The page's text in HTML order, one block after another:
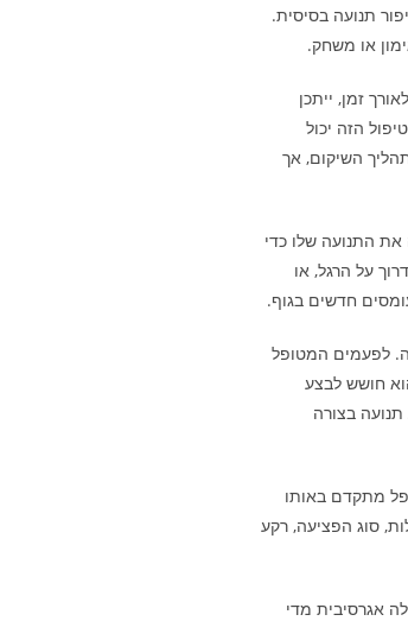
תנועה בסיסית.
או משחק.
זמן, ייתכן
הזה יכול
השיקום, אך
התנועה שלו כדי
על הרגל, או
חדשים בגוף.
לפעמים המטופל
חושש לבצע
בצורה
מתקדם באותו
סוג הפציעה, רקע
אגרסיבית מדי